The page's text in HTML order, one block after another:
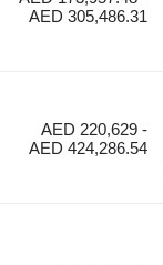
AED 305,486.31
AED 220,629 -
AED 424,286.54